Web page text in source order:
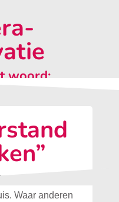
woord:
Beveiliging
Waar anderen